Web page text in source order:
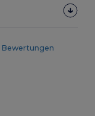
Bewertungen